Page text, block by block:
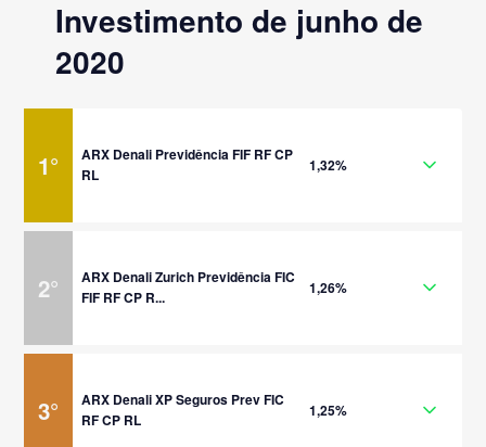
Investimento de junho de
2020
1°
ARX Denali Previdência FIF RF CP
RL
1,32%
2°
ARX Denali Zurich Previdência FIC
FIF RF CP R...
1,26%
3°
ARX Denali XP Seguros Prev FIC
RF CP RL
1,25%